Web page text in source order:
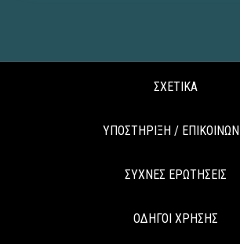
ΣΧΕΤΙΚΑ
ΥΠΟΣΤΗΡΙΞΗ /
ΣΥΧΝΕΣ ΕΡΩΤΗΣΕΙΣ
ΟΔΗΓΟΙ ΧΡΗΣΗΣ